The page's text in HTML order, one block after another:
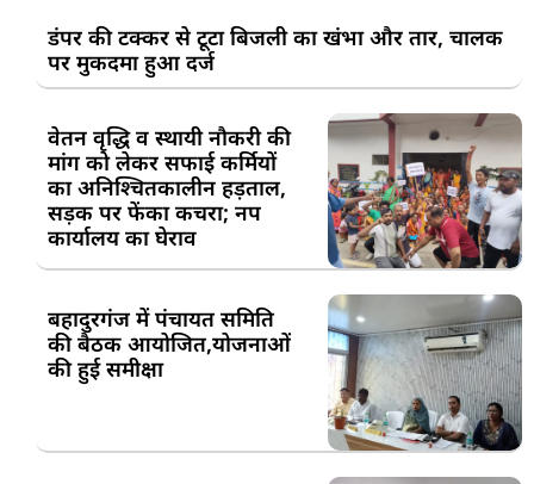
डंपर की टक्कर से टूटा बिजली का खंभा और तार, चालक
पर मुकदमा हुआ दर्ज
वेतन वृद्धि व स्थायी नौकरी की
मांग को लेकर सफाई कर्मियों
का अनिश्चितकालीन हड़ताल,
सड़क पर फेंका कचरा; नप
कार्यालय का घेराव
बहादुरगंज में पंचायत समिति
की बैठक आयोजित,योजनाओं
की हुई समीक्षा